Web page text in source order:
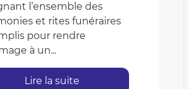
l’ensemble des
et rites funéraires
pour rendre
à un...
Lire la suite